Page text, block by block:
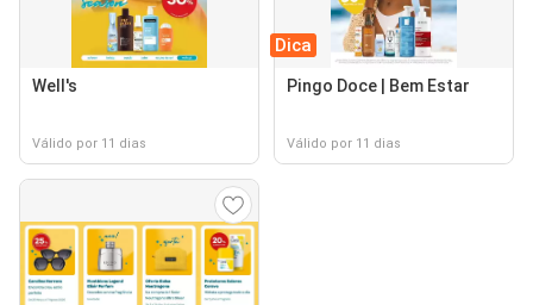
Well's
Válido por 11 dias
Dica
Pingo Doce | Bem Estar
Válido por 11 dias